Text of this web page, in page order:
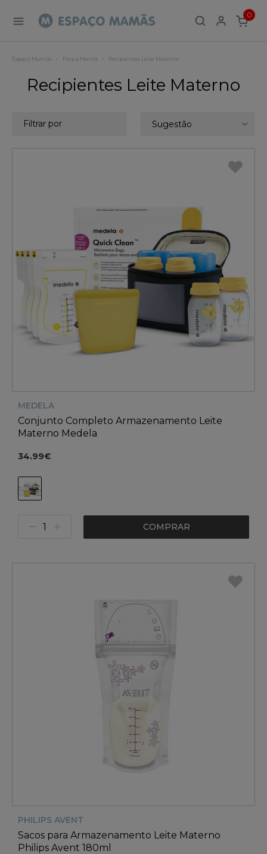
0
ITEMS
Espaço Mamãs Para a Mamã Recipientes Leite Materno
Recipientes Leite Materno
Sugestão
Filtrar por
MEDELA
Conjunto Completo Armazenamento Leite
Materno Medela
34.99€
COMPRAR
PHILIPS AVENT
Sacos para Armazenamento Leite Materno
Philips Avent 180ml